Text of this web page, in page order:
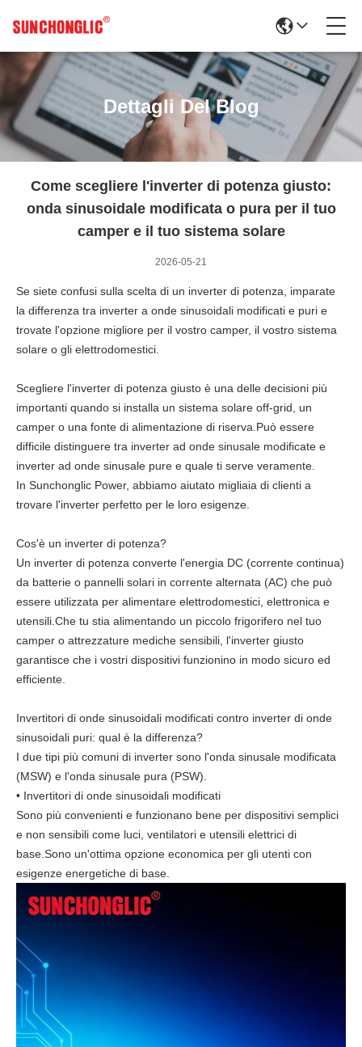
Dettagli Del Blog
Come scegliere l'inverter di potenza giusto:
onda sinusoidale modificata o pura per il tuo
camper e il tuo sistema solare
2026-05-21
Se siete confusi sulla scelta di un inverter di potenza, imparate
la differenza tra inverter a onde sinusoidali modificati e puri e
trovate l'opzione migliore per il vostro camper, il vostro sistema
solare o gli elettrodomestici.
Scegliere l'inverter di potenza giusto è una delle decisioni più
importanti quando si installa un sistema solare off-grid, un
camper o una fonte di alimentazione di riserva.Può essere
difficile distinguere tra inverter ad onde sinusale modificate e
inverter ad onde sinusale pure e quale ti serve veramente.
In Sunchonglic Power, abbiamo aiutato migliaia di clienti a
trovare l'inverter perfetto per le loro esigenze.
Cos'è un inverter di potenza?
Un inverter di potenza converte l'energia DC (corrente continua)
da batterie o pannelli solari in corrente alternata (AC) che può
essere utilizzata per alimentare elettrodomestici, elettronica e
utensili.Che tu stia alimentando un piccolo frigorifero nel tuo
camper o attrezzature mediche sensibili, l'inverter giusto
garantisce che i vostri dispositivi funzionino in modo sicuro ed
efficiente.
Invertitori di onde sinusoidali modificati contro inverter di onde
sinusoidali puri: qual è la differenza?
I due tipi più comuni di inverter sono l'onda sinusale modificata
(MSW) e l'onda sinusale pura (PSW).
• Invertitori di onde sinusoidali modificati
Sono più convenienti e funzionano bene per dispositivi semplici
e non sensibili come luci, ventilatori e utensili elettrici di
base.Sono un'ottima opzione economica per gli utenti con
esigenze energetiche di base.